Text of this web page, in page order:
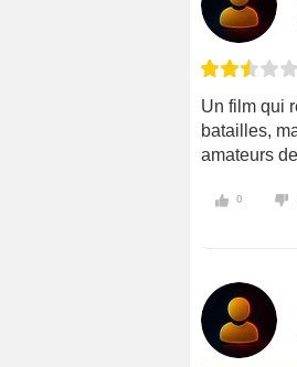
Un film qui
batailles,
amateurs
0